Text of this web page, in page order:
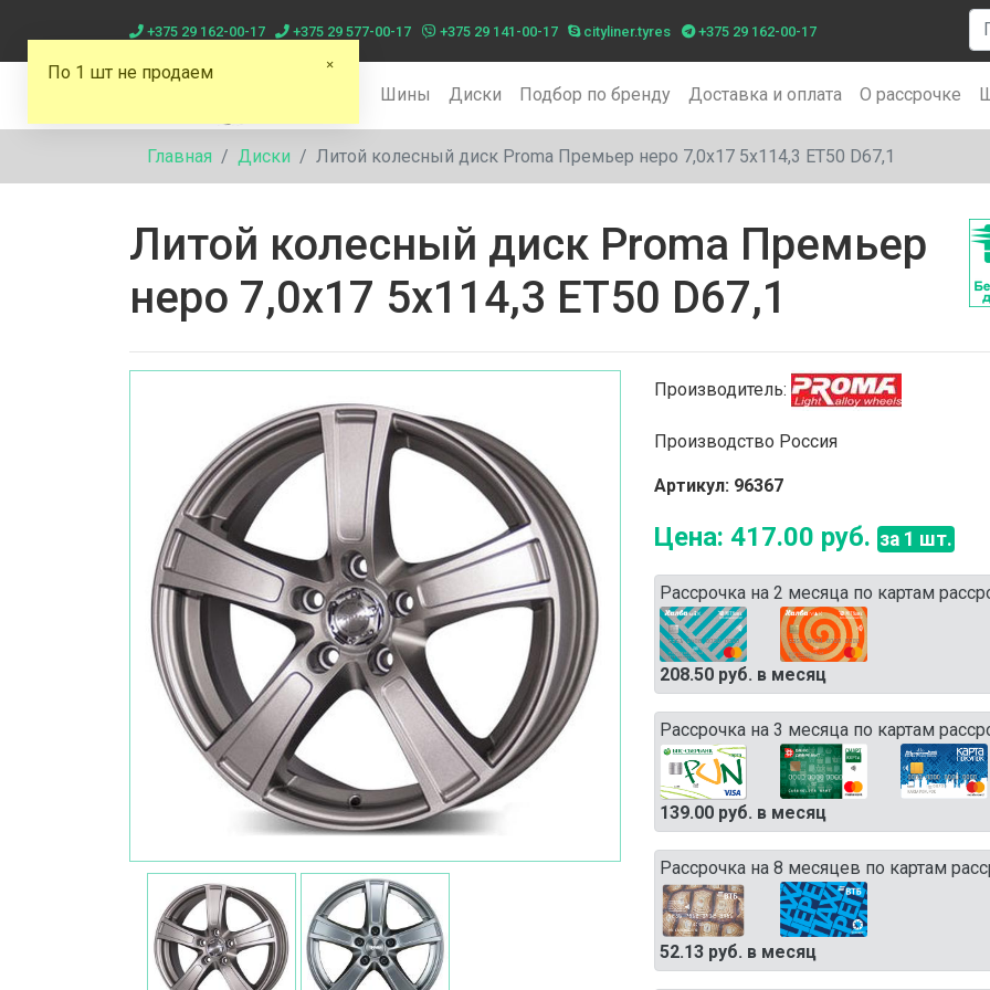
+375 29 162-00-17 +375 29 577-00-17 +375 29 141-00-17 cityliner.tyres +375 29 162-00-17
Шины Диски Подбор по бренду Доставка и оплата О рассрочке
Главная Диски Литой колесный диск Proma Премьер неро 7,0x17 5x114,3 ET50 D67,1
Литой колесный диск Proma Премьер
неро 7,0x17 5x114,3 ET50 D67,1
Производитель:
Производство Россия
Артикул: 96367
Цена: 417.00 руб. за 1 шт.
Рассрочка на 2 месяца по картам
208.50 руб. в месяц
Рассрочка на 3 месяца по картам
139.00 руб. в месяц
Рассрочка на 8 месяцев по картам
52.13 руб. в месяц
По 1 шт не продаем